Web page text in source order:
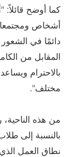
كما أوضح قائلاً:
أشخاص
دائمًا في
المقابل من
بالاحترام
مختلف".
من هذه
بالنسبة إلى
نطاق العمل